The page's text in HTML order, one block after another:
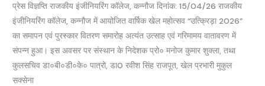
प्रेस विज्ञप्ति राजकीय इंजीनियरिंग कॉलेज, कन्नौज दिनांक: 15/04/26 राजकीय
इंजीनियरिंग कॉलेज, कन्नौज में आयोजित वार्षिक खेल महोत्सव “उत्क्रिड़ा 2026”
का समापन एवं पुरस्कार वितरण समारोह अत्यंत उत्साह एवं गरिमामय वातावरण में
संपन्न हुआ। इस अवसर पर संस्थान के निदेशक प्रो० मनोज कुमार शुक्ला, तथा
कुलसचिव डा०बी०डी०के० पात्रो, डा0 रवीश सिंह राजपूत, खेल प्रभारी मुकुल
सक्सेना
वार्षिक
खेल
महोत्सव
“उत्क्रिड़ा'”
2026